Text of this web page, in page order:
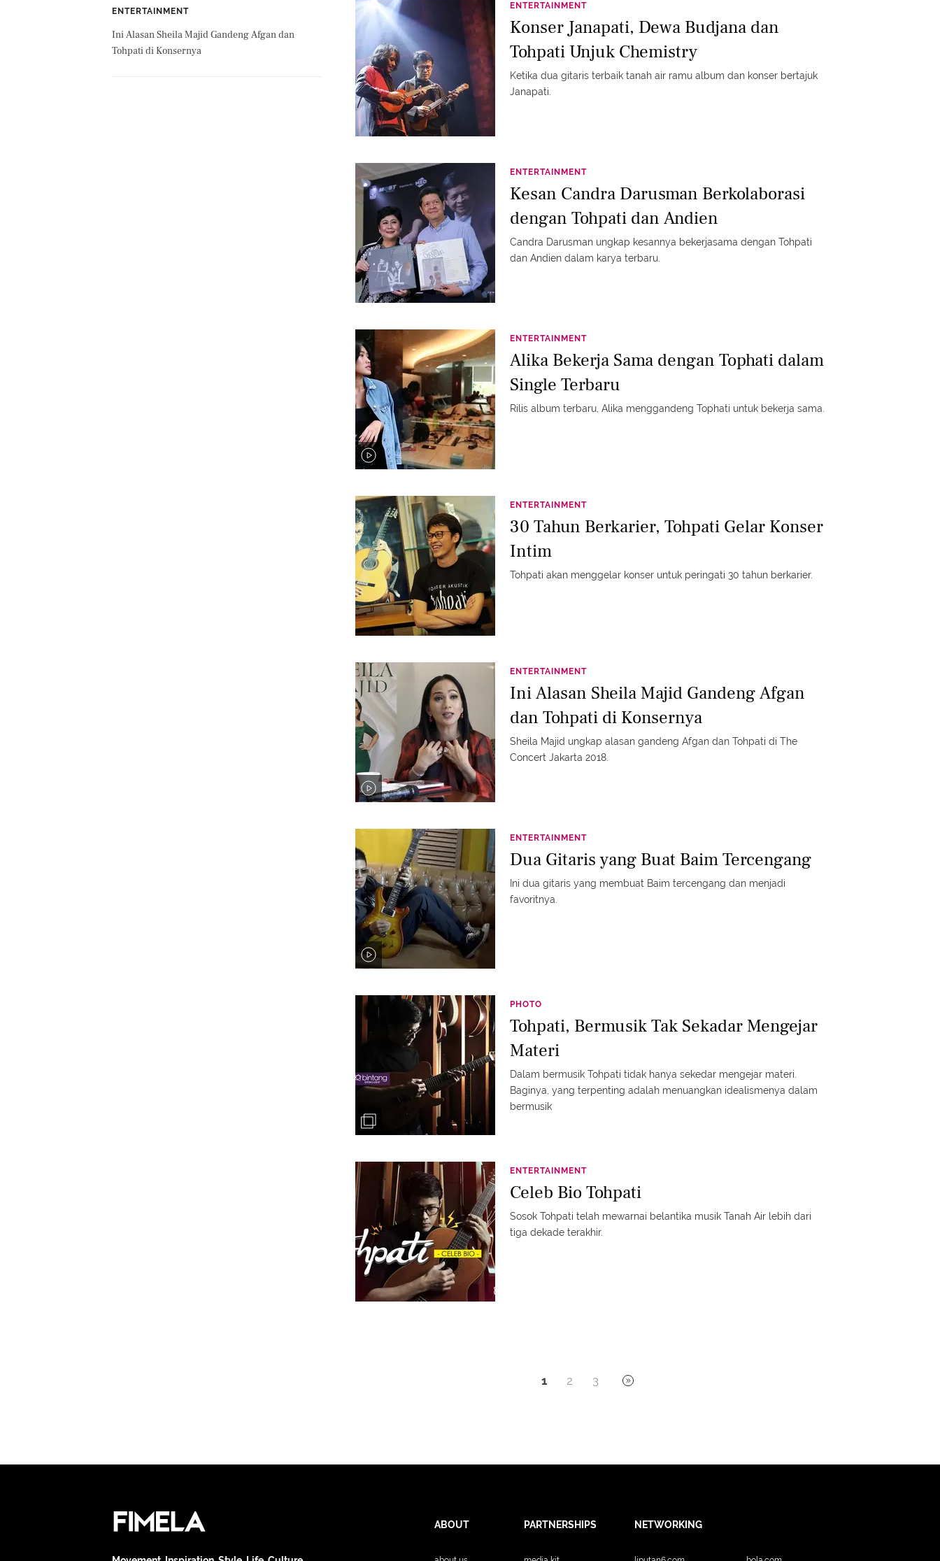
ENTERTAINMENT
Ini Alasan Sheila Majid Gandeng Afgan dan
Tohpati di Konsernya
ENTERTAINMENT
Konser Janapati, Dewa Budjana dan
Tohpati Unjuk Chemistry
Ketika dua gitaris terbaik tanah air ramu album dan konser bertajuk
Janapati.
ENTERTAINMENT
Kesan Candra Darusman Berkolaborasi
dengan Tohpati dan Andien
Candra Darusman ungkap kesannya bekerjasama dengan Tohpati
dan Andien dalam karya terbaru.
ENTERTAINMENT
Alika Bekerja Sama dengan Tophati dalam
Single Terbaru
Rilis album terbaru, Alika menggandeng Tophati untuk bekerja sama.
ENTERTAINMENT
30 Tahun Berkarier, Tohpati Gelar Konser
Intim
Tohpati akan menggelar konser untuk peringati 30 tahun berkarier.
ENTERTAINMENT
Ini Alasan Sheila Majid Gandeng Afgan
dan Tohpati di Konsernya
Sheila Majid ungkap alasan gandeng Afgan dan Tohpati di The
Concert Jakarta 2018.
ENTERTAINMENT
Dua Gitaris yang Buat Baim Tercengang
Ini dua gitaris yang membuat Baim tercengang dan menjadi
favoritnya.
PHOTO
Tohpati, Bermusik Tak Sekadar Mengejar
Materi
Dalam bermusik Tohpati tidak hanya sekedar mengejar materi.
Baginya, yang terpenting adalah menuangkan idealismenya dalam
bermusik
ENTERTAINMENT
Celeb Bio Tohpati
Sosok Tohpati telah mewarnai belantika musik Tanah Air lebih dari
tiga dekade terakhir.
1 2 3
ABOUT PARTNERSHIPS NETWORKING